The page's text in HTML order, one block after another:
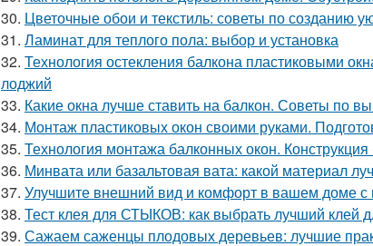
30. Цветочные обои и текстиль: советы по созданию
31. Ламинат для теплого пола: выбор и установка
32. Технология остекления балкона пластиковыми
лоджий
33. Какие окна лучше ставить на балкон. Советы по
34. Монтаж пластиковых окон своими руками.
35. Технология монтажа балконных окон. Конструкция
36. Минвата или базальтовая вата: какой материал
37. Улучшите внешний вид и комфорт в вашем доме с
38. Тест клея для СТЫКОВ: как выбрать лучший клей
39. Сажаем саженцы плодовых деревьев: лучшие